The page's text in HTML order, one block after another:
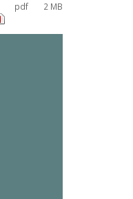
pdf 2 MB